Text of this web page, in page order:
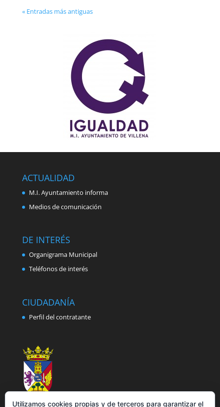
« Entradas más antiguas
ACTUALIDAD
M.I. Ayuntamiento informa
Medios de comunicación
DE INTERÉS
Organigrama Municipal
Teléfonos de interés
CIUDADANÍA
Perfil del contratante
Utilizamos cookies propias y de terceros para garantizar el